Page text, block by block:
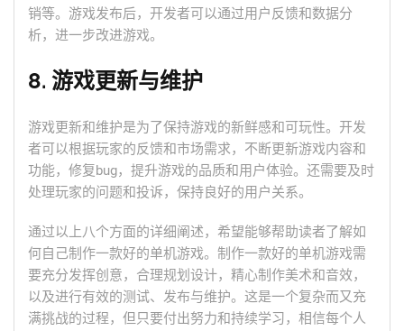
销等。游戏发布后，开发者可以通过用户反馈和数据分
析，进一步改进游戏。
8. 游戏更新与维护
游戏更新和维护是为了保持游戏的新鲜感和可玩性。开发
者可以根据玩家的反馈和市场需求，不断更新游戏内容和
功能，修复bug，提升游戏的品质和用户体验。还需要及时
处理玩家的问题和投诉，保持良好的用户关系。
通过以上八个方面的详细阐述，希望能够帮助读者了解如
何自己制作一款好的单机游戏。制作一款好的单机游戏需
要充分发挥创意，合理规划设计，精心制作美术和音效，
以及进行有效的测试、发布与维护。这是一个复杂而又充
满挑战的过程，但只要付出努力和持续学习，相信每个人